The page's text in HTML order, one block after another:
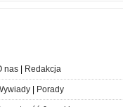
nas| Redakcja
| Porady